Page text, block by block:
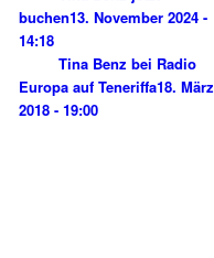
buchen13. November 2024 -
14:18
Tina Benz bei Radio
Europa auf Teneriffa18. März
2018 - 19:00